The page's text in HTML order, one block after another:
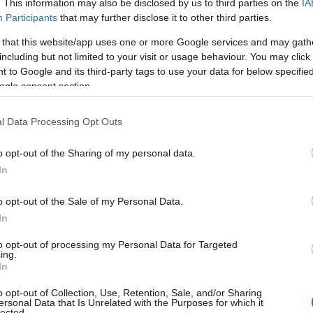
This information may also be disclosed by us to third parties on the
Participants that may further disclose it to other third parties.
that this website/app uses one or more Google services and may
but not limited to your visit or usage behaviour. You may
to Google and its third-party tags to use your data for below
consent section.
Data Processing Opt Outs
opt-out of the Sharing of my personal data.
opt-out of the Sale of my Personal Data.
opt-out of processing my Personal Data for Targeted
opt-out of Collection, Use, Retention, Sale, and/or Sharing
Data that Is Unrelated with the Purposes for which it
Reading
και μάθετε πρώτοι όλες τις
τις μεσημβρινές ώρες
Σεπτεμβρίου 2025, στην
περιοχή έσπευσαν άμεσα